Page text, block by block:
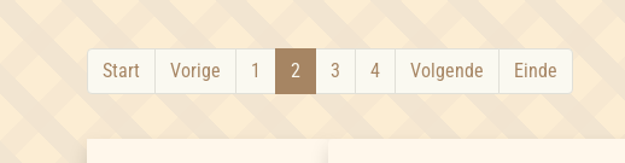
Start Vorige 1 2 3 4 Volgende Einde